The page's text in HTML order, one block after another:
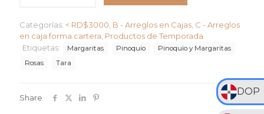
DOP
cantidad
Categorías: < RD$3000 B - Arreglos en Cajas C - Arreglos
en caja forma cartera Productos de Temporada
Etiquetas:
Margaritas Pinoquio
Pinoquio y Margaritas
Rosas
Tara
Share